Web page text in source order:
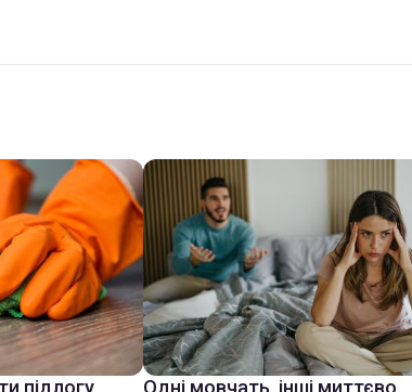
підлогу
Одні мовчать, інші миттєво